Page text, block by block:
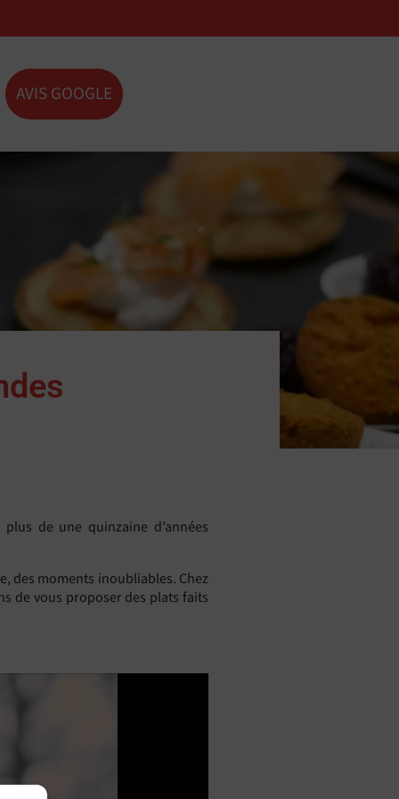
AVIS GOOGLE
de une quinzaine d’années
des moments inoubliables. Chez
de vous proposer des plats faits